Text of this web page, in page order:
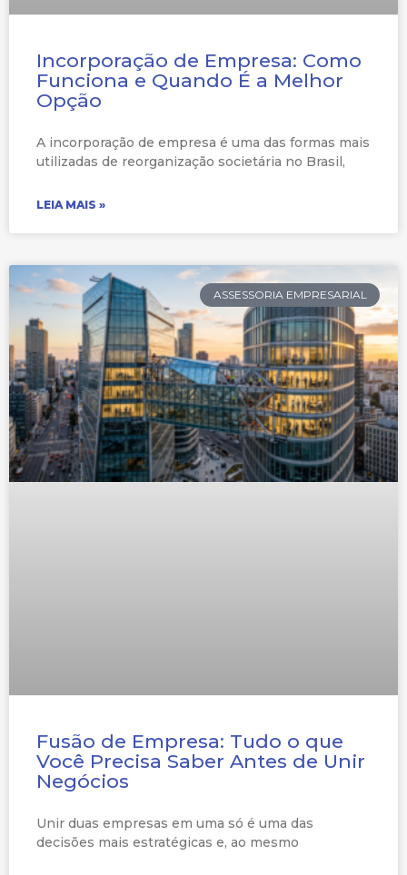
Incorporação de Empresa: Como
Funciona e Quando É a Melhor
Opção
A incorporação de empresa é uma das formas mais
utilizadas de reorganização societária no Brasil,
LEIA MAIS »
ASSESSORIA EMPRESARIAL
Fusão de Empresa: Tudo o que
Você Precisa Saber Antes de Unir
Negócios
Unir duas empresas em uma só é uma das
decisões mais estratégicas e, ao mesmo